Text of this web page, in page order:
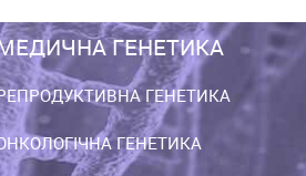
ГЕНЕТИКА
ГЕНЕТИКА
ГЕНЕТИКА